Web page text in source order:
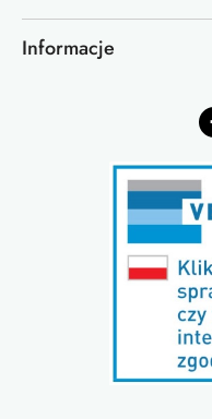
Informacje